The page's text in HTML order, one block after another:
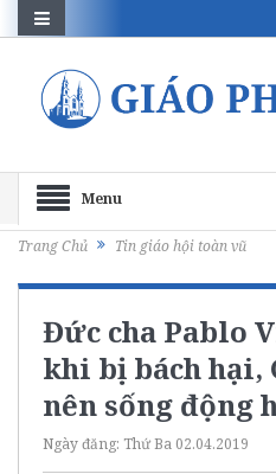
Menu
Trang Chủ Tin giáo hội toàn vũ
Đức cha Pablo
khi bị bách
nên sống động
Ngày đăng: Thứ Ba 02.04.2019